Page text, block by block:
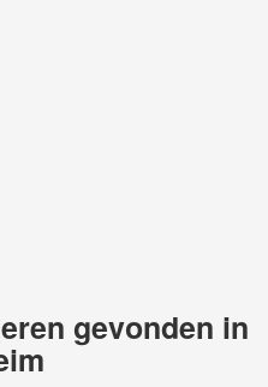
gevonden in